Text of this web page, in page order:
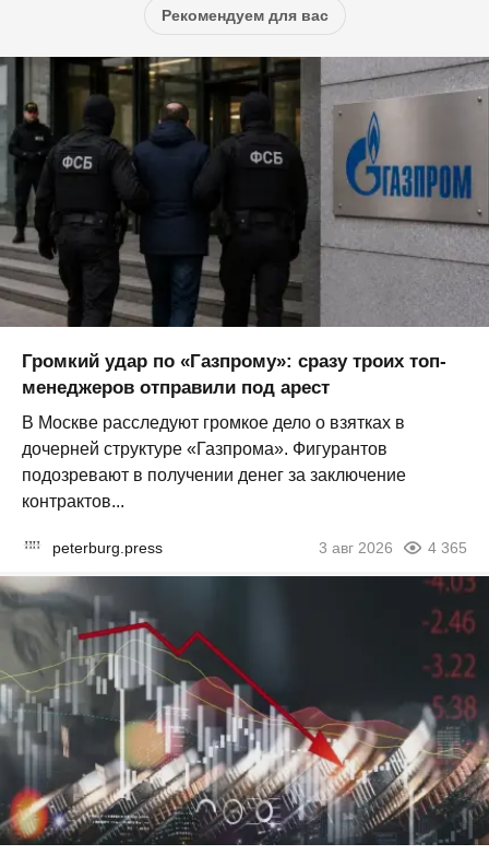
Рекомендуем для вас
Громкий удар по «Газпрому»: сразу троих топ-
менеджеров отправили под арест
В Москве расследуют громкое дело о взятках в
дочерней структуре «Газпрома». Фигурантов
подозревают в получении денег за заключение
контрактов...
peterburg.press 3 авг 2026 4 365